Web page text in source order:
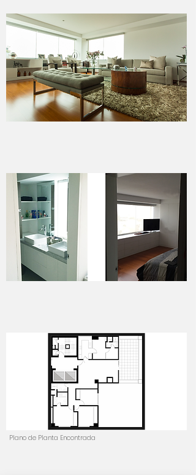
Plano de Planta Encontrada